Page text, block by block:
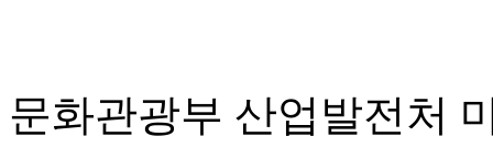
문화관광부 산업발전처